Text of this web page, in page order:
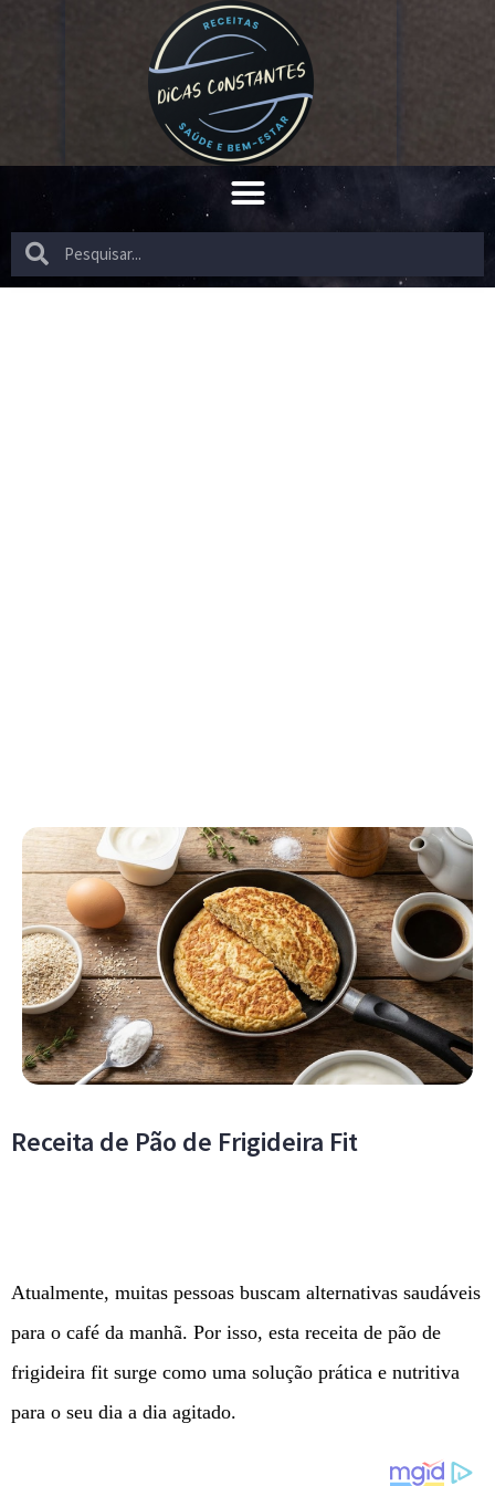
Receita de Pão de Frigideira Fit
Atualmente, muitas pessoas buscam alternativas saudáveis
para o café da manhã. Por isso, esta receita de pão de
frigideira fit surge como uma solução prática e nutritiva
para o seu dia a dia agitado.